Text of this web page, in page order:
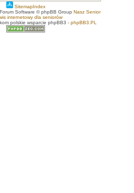
SitemapIndex
Software © phpBB Group Nasz Senior
internetowy dla seniorów
polskie wsparcie phpBB3 - phpBB3.PL